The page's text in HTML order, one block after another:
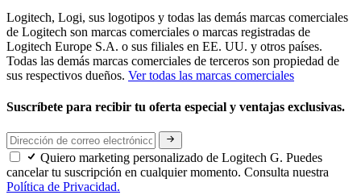
Logitech, Logi, sus logotipos y todas las demás marcas comerciales
de Logitech son marcas comerciales o marcas registradas de
Logitech Europe S.A. o sus filiales en EE. UU. y otros países.
Todas las demás marcas comerciales de terceros son propiedad de
sus respectivos dueños. Ver todas las marcas comerciales
Suscríbete para recibir tu oferta especial y ventajas exclusivas.
Quiero marketing personalizado de Logitech G. Puedes
cancelar tu suscripción en cualquier momento. Consulta nuestra
Política de Privacidad.